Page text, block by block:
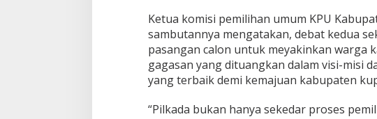
Ketua komisi pemilihan umum KPU
sambutannya mengatakan, debat kedua
pasangan calon untuk meyakinkan warga
gagasan yang dituangkan dalam visi-misi
yang terbaik demi kemajuan kabupaten
“Pilkada bukan hanya sekedar proses